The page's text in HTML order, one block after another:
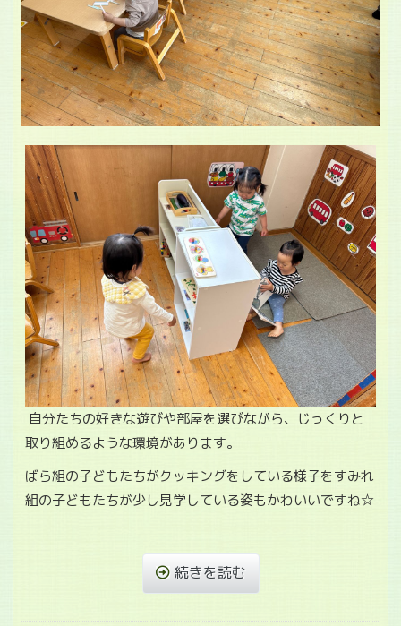
自分たちの好きな遊びや部屋を選びながら、じっくりと
取り組めるような環境があります。
ばら組の子どもたちがクッキングをしている様子をすみれ
組の子どもたちが少し見学している姿もかわいいですね☆
続きを読む